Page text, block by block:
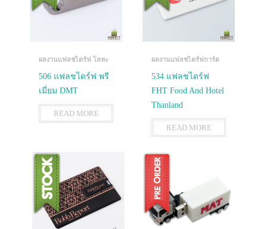
ผลงานแฟลชไดร์ฟ โลหะ
506 แฟลชไดร์ฟ พรี
เมี่ยม DMT
READ MORE
ผลงานแฟลชไดร์ฟการ์ด
534 แฟลชไดร์ฟ
FHT Food And Hotel
Thanland
READ MORE